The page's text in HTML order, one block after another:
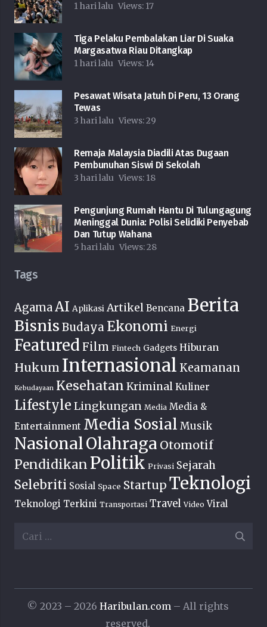
1 hari lalu Views: 17
Tiga Pelaku Pembalakan Liar Di Suaka
Margasatwa Riau Ditangkap
1 hari lalu Views: 14
Pesawat Wisata Jatuh Di Peru, 13 Orang
Tewas
3 hari lalu Views:29
Remaja Malaysia Diadili Atas Dugaan
Pembunuhan Siswi Di Sekolah
3 hari lalu Views: 18
Pengunjung Rumah Hantu Di Tulungagung
Meninggal Dunia: Polisi Selidiki Penyebab
Dan Tutup Wahana
5 hari lalu Views:28
Tags
AgamaAI Aplikasi Artikel Bencana Berita
Bisnis Budaya Ekonomi Energi
Featured Film Fintech Gadgets Hiburan
Hukum Internasional Keamanan
Kebudayaan Kesehatan Kriminal Kuliner
Lifestyle Lingkungan Media Media &
Entertainment Media Sosial Musik
NasionalOlahraga Otomotif
Pendidikan Politik Privasi Sejarah
Selebriti Sosial Space Startup Teknologi
Teknologi Terkini Transportasi Travel Video Viral
Cari
© 2023 – 2026 Haribulan.com – All rights
reserved.